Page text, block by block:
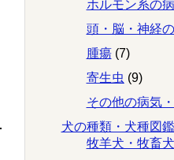
ホルモン系の
頭・脳・神経
腫瘍(7)
寄生虫 (9)
その他の病気
犬の種類・犬種図鑑
牧羊犬・牧畜犬